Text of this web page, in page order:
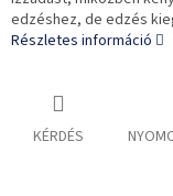
edzéshez, de edzés
Részletes információ
KÉRDÉS